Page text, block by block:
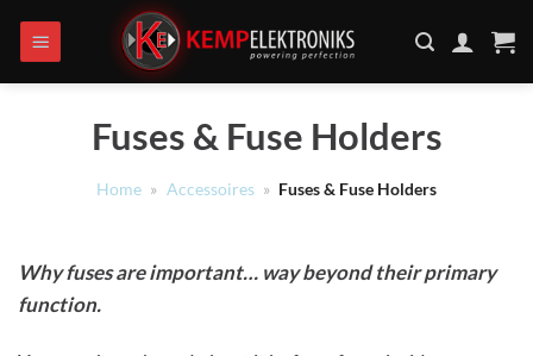
naar
inhoud
Fuses & Fuse Holders
Home » Accessoires » Fuses & Fuse Holders
Why fuses are important… way beyond their primary
function.